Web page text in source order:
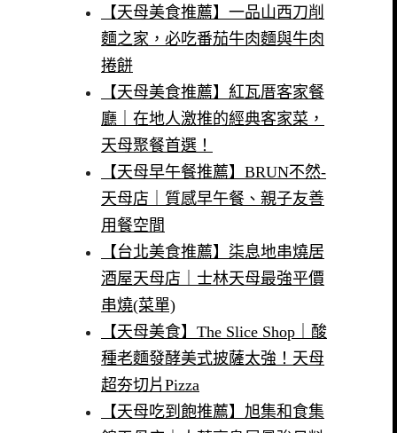
【天母美食推薦】一品山西刀削
麵之家，必吃番茄牛肉麵與牛肉
捲餅
【天母美食推薦】紅瓦厝客家餐
廳｜在地人激推的經典客家菜，
天母聚餐首選！
【天母早午餐推薦】BRUN不然-
天母店｜質感早午餐、親子友善
用餐空間
【台北美食推薦】柒息地串燒居
酒屋天母店｜士林天母最強平價
串燒(菜單)
【天母美食】The Slice Shop｜酸
種老麵發酵美式披薩太強！天母
超夯切片Pizza
【天母吃到飽推薦】旭集和食集